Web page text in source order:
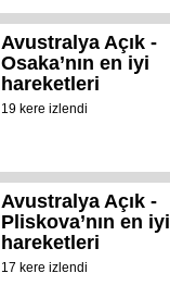
Avustralya Açık -
Osaka’nın en iyi
hareketleri
19 kere izlendi
Avustralya Açık -
Pliskova’nın en iyi
hareketleri
17 kere izlendi